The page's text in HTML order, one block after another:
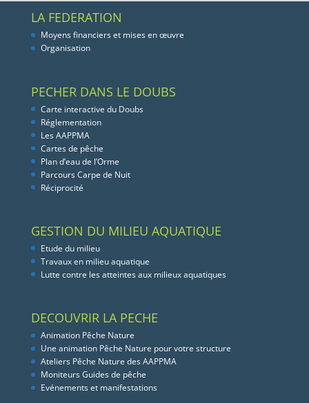
LA FEDERATION
Moyens financiers et mises en œuvre
Organisation
PECHER DANS LE DOUBS
Carte interactive du Doubs
Réglementation
Les AAPPMA
Cartes de pêche
Plan d’eau de l’Orme
Parcours Carpe de Nuit
Réciprocité
GESTION DU MILIEU AQUATIQUE
Etude du milieu
Travaux en milieu aquatique
Lutte contre les atteintes aux milieux aquatiques
DECOUVRIR LA PECHE
Animation Pêche Nature
Une animation Pêche Nature pour votre structure
Ateliers Pêche Nature des AAPPMA
Moniteurs Guides de pêche
Evénements et manifestations